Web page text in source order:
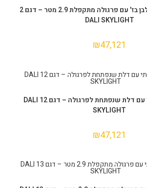
הוספה לסל
מטבח חוץ יוקרתי לבן בז' עם פרגולה מתקפלת 2.9 מטר – דגם 2
DALI SKYLIGHT
₪47,121
מטבח חוץ יוקרתי עם דלת שנפתחת לפרגולה – דגם 12 DALI
SKYLIGHT
₪47,121
מידע נוסף